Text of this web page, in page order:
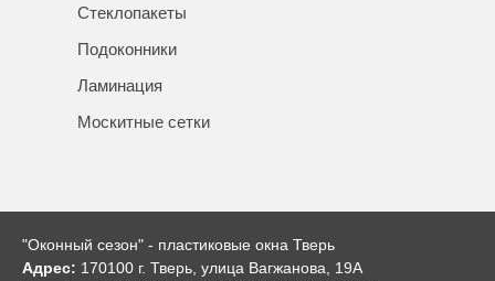
Стеклопакеты
Подоконники
Ламинация
Москитные сетки
"Оконный сезон" - пластиковые окна Тверь
Адрес: 170100 г. Тверь, улица Вагжанова, 19А